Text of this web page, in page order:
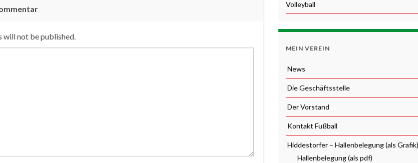
will not be published.
Volleyball
MEIN VEREIN
News
Die Geschäftsstelle
Der Vorstand
Kontakt Fußball
Hiddestorfer – Hallenbelegung (als Grafik)
Hallenbelegung (als pdf)